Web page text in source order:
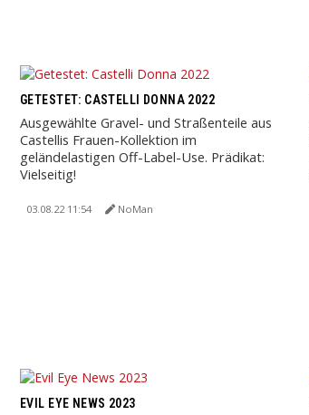
GETESTET: CASTELLI DONNA 2022
Ausgewählte Gravel- und Straßenteile aus
Castellis Frauen-Kollektion im
geländelastigen Off-Label-Use. Prädikat:
Vielseitig!
03.08.22 11:54 NoMan
EVIL EYE NEWS 2023